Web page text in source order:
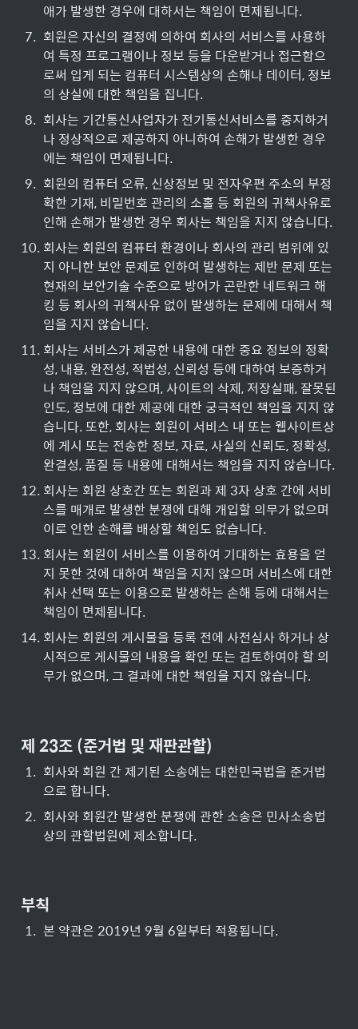
애가 발생한 경우에 대하서는 책임이 면제됩니다.
7. 회원은 자신의 결정에 의하여 회사의 서비스를 사용하
여 특정 프로그램이나 정보 등을 다운받거나 접근함으
로써 입게 되는 컴퓨터 시스템상의 손해나 데이터, 정보
의 상실에 대한 책임을 집니다.
8. 회사는 기간통신사업자가 전기통신서비스를 중지하거
나 정상적으로 제공하지 아니하여 손해가 발생한 경우
에는 책임이 면제됩니다.
9. 회원의 컴퓨터 오류, 신상정보 및 전자우편 주소의 부정
확한 기재, 비밀번호 관리의 소홀 등 회원의 귀책사유로
인해 손해가 발생한 경우 회사는 책임을 지지 않습니다.
10. 회사는 회원의 컴퓨터 환경이나 회사의 관리 범위에 있
지 아니한 보안 문제로 인하여 발생하는 제반 문제 또는
현재의 보안기술 수준으로 방어가 곤란한 네트워크 해
킹 등 회사의 귀책사유 없이 발생하는 문제에 대해서 책
임을 지지 않습니다.
11. 회사는 서비스가 제공한 내용에 대한 중요 정보의 정확
성, 내용, 완전성, 적법성, 신뢰성 등에 대하여 보증하거
나 책임을 지지 않으며, 사이트의 삭제, 저장실패, 잘못된
인도, 정보에 대한 제공에 대한 궁극적인 책임을 지지 않
습니다. 또한, 회사는 회원이 서비스 내 또는 웹사이트상
에 게시 또는 전송한 정보, 자료, 사실의 신뢰도, 정확성,
완결성, 품질 등 내용에 대해서는 책임을 지지 않습니다.
12. 회사는 회원 상호간 또는 회원과 제 3자 상호 간에 서비
스를 매개로 발생한 분쟁에 대해 개입할 의무가 없으며
이로 인한 손해를 배상할 책임도 없습니다.
13. 회사는 회원이 서비스를 이용하여 기대하는 효용을 얻
지 못한 것에 대하여 책임을 지지 않으며 서비스에 대한
취사 선택 또는 이용으로 발생하는 손해 등에 대해서는
책임이 면제됩니다.
14. 회사는 회원의 게시물을 등록 전에 사전심사 하거나 상
시적으로 게시물의 내용을 확인 또는 검토하여야 할 의
무가 없으며, 그 결과에 대한 책임을 지지 않습니다.
제 23조 (준거법 및 재판관할)
1. 회사와 회원 간 제기된 소송에는 대한민국법을 준거법
으로 합니다.
2. 회사와 회원간 발생한 분쟁에 관한 소송은 민사소송법
상의 관할법원에 제소합니다.
부칙
1. 본 약관은 2019년 9월 6일부터 적용됩니다.